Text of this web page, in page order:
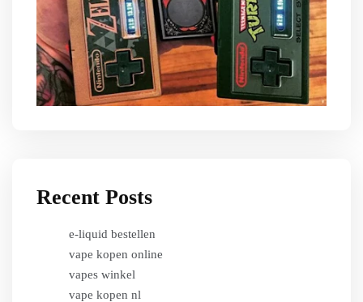
Recent Posts
e-liquid bestellen
vape kopen online
vapes winkel
vape kopen nl